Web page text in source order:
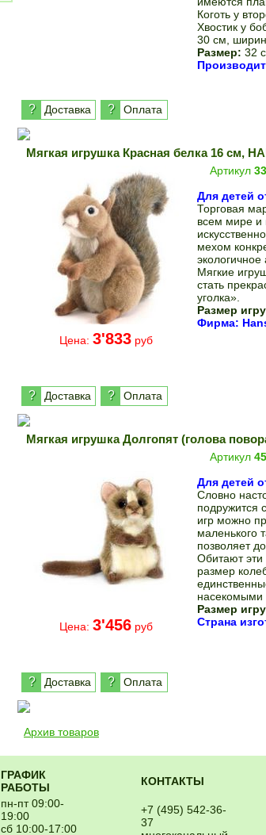
Коготь у
Хвостик у
30 см,
Размер: 32
? Доставка ? Оплата
Мягкая игрушка Красная белка 16 см,
Цена: 3'833 руб
Артикул
Для детей
Торговая
всем мире и
мехом
экологичное
Мягкие
стать
уголка».
Размер
Фирма:
? Доставка ? Оплата
Мягкая игрушка Долгопят (голова
Цена: 3'456 руб
Артикул
Для детей
Словно
подружится
игр можно
маленького
позволяет
Обитают
размер
насекомыми
Размер
Страна
? Доставка ? Оплата
Архив товаров
ГРАФИК
РАБОТЫ
КОНТАКТЫ
пн-пт 09:00-
19:00
сб 10:00-17:00
+7 (495) 542-36-
37